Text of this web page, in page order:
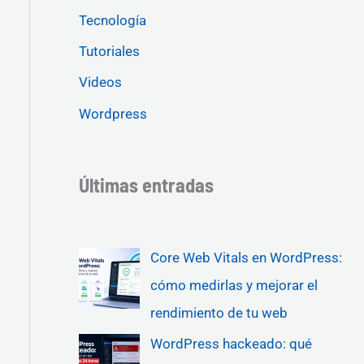
Tecnología
Tutoriales
Videos
Wordpress
Últimas entradas
Core Web Vitals en WordPress:
cómo medirlas y mejorar el
rendimiento de tu web
WordPress hackeado: qué